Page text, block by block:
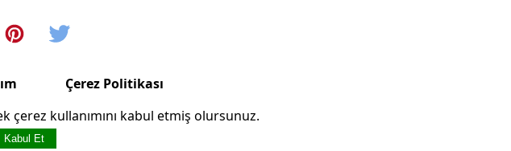
Çerez Politikası
çerez kullanımını kabul etmiş olursunuz.
Kabul Et